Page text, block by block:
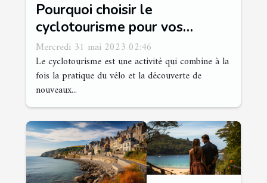
Pourquoi choisir le
cyclotourisme pour vos
vacances cette année ?
Mercredi 31 mai 2023 02:46
Le cyclotourisme est une activité qui combine à la
fois la pratique du vélo et la découverte de
nouveaux...